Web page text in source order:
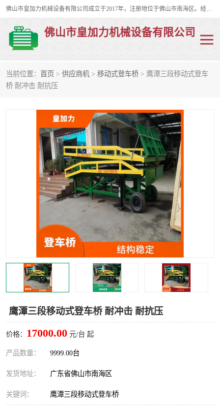
佛山市皇加力机械设备有限公司成立于2017年，注册地位于佛山市南海区。经营范围包括：其他机械设备及电子产品批发、电气设备批发、贸易代理、五金产品批发等；主要产品有：移动式登车桥、叉车装卸货平台、移动式升降机、升降货梯、油桶夹具、电动堆高车。
佛山市皇加力机械设备有限公司
当前位置： 首页 > 供应商机 > 移动式登车桥 > 鹰潭三段移动式登车
桥 耐冲击 耐抗压
鹰潭三段移动式登车桥 耐冲击 耐抗压
价格： 17000.00 元/台 起
产品数量： 9999.00台
发货地址： 广东省佛山市南海区
关键词： 鹰潭三段移动式登车桥
移动式登车桥
步行式电动堆高车 移动登车台
叉车装卸货平台 电动搬运车
移动式升降平台 升降货梯
集装箱装柜平台 油桶夹具